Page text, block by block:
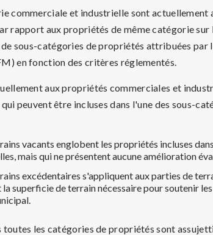
commerciale et industrielle sont actuellement
rapport aux propriétés de même catégorie sur
sous-catégories de propriétés attribuées par
en fonction des critères réglementés.
aux propriétés commerciales et
peuvent être incluses dans l'une des sous-
vacants englobent les propriétés incluses
mais qui ne présentent aucune amélioration
excédentaires s'appliquent aux parties de
superficie de terrain nécessaire pour soutenir
toutes les catégories de propriétés sont